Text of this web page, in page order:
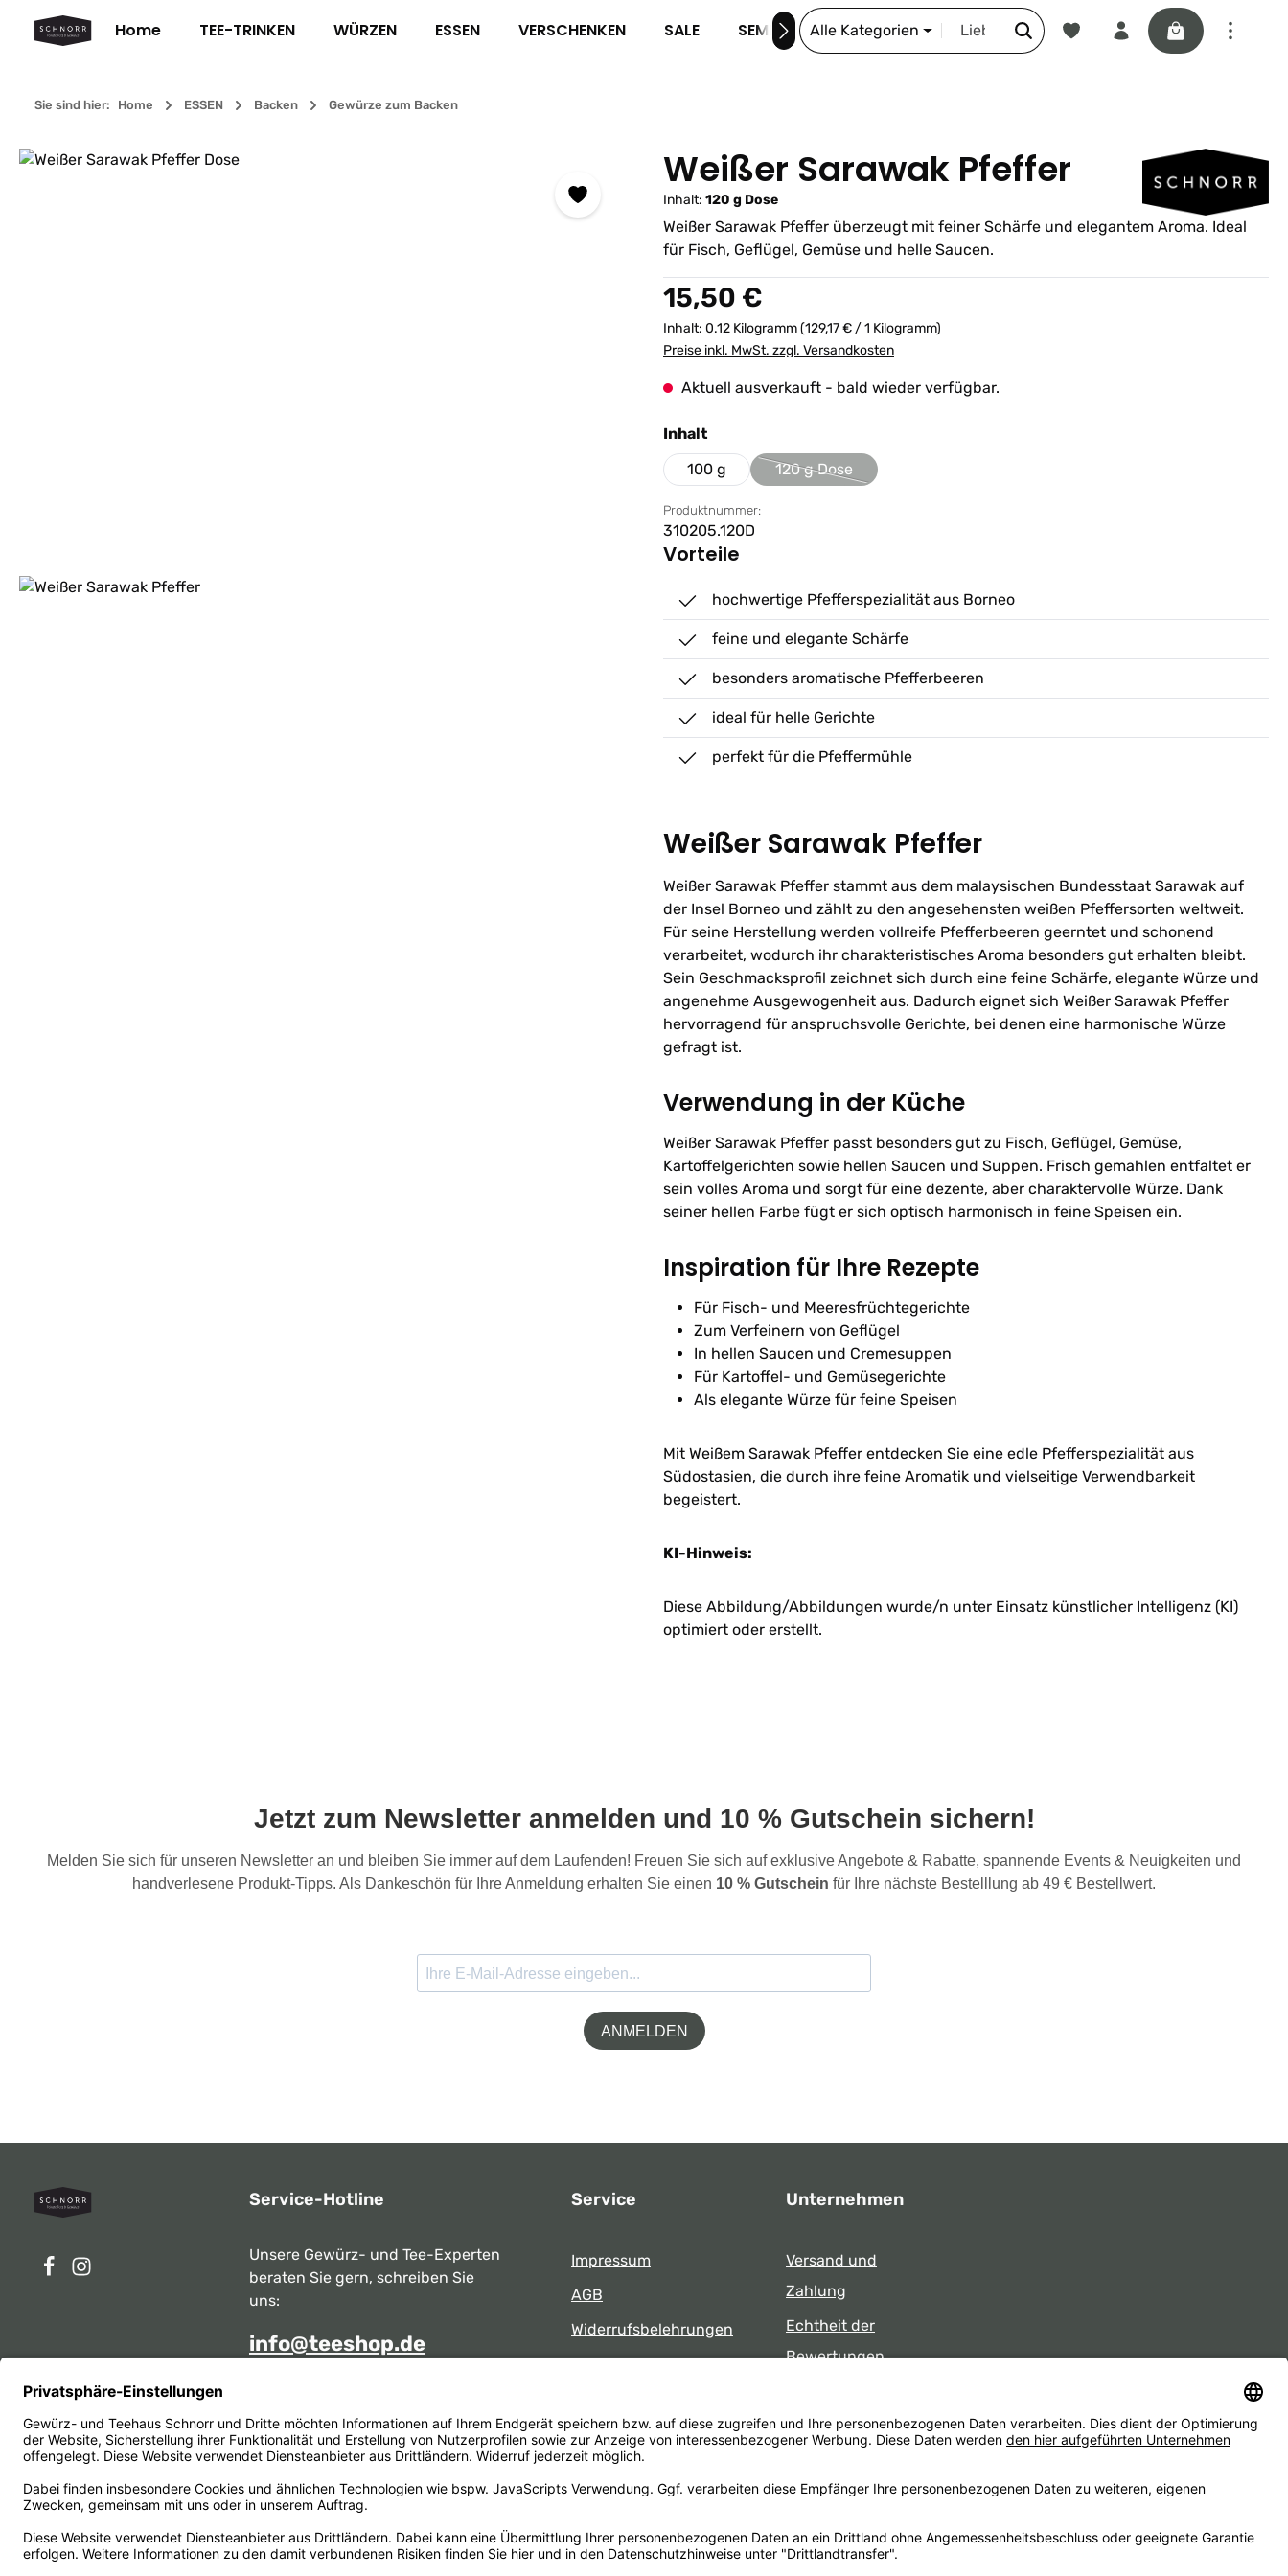
Hauptinhalt springen
Zur Suche springen
Zur Hauptnavigation springen
Home TEE-TRINKEN WÜRZEN ESSEN VERSCHENKEN SALE SEMINARE DIE SCHNORR-STORY
Alle Kategorien
Du hast 0 Produkte auf dem
Warenkorb
Sie sind hier: Home ESSEN Backen Gewürze zum Backen
Bildergalerie überspringen Weißer Sarawak Pfeffer
Inhalt: 120 g Dose
Weißer Sarawak Pfeffer überzeugt mit feiner Schärfe und elegantem Aroma. Ideal
für Fisch, Geflügel, Gemüse und helle Saucen.
Regulärer Preis:
15,50 €
Inhalt: 0.12 Kilogramm(129,17 € / 1 Kilogramm)
Preise inkl. MwSt. zzgl. Versandkosten
Aktuell ausverkauft - bald wieder verfügbar.
Inhaltauswählen
100 g
120 g Dose
(Diese Option ist zurzeit nicht verfügbar.)
Produktnummer:
310205.120D
Vorteile
hochwertige Pfefferspezialität aus Borneo
feine und elegante Schärfe
besonders aromatische Pfefferbeeren
ideal für helle Gerichte
perfekt für die Pfeffermühle
Weißer Sarawak Pfeffer
Weißer Sarawak Pfeffer stammt aus dem malaysischen Bundesstaat Sarawak auf
der Insel Borneo und zählt zu den angesehensten weißen Pfeffersorten weltweit.
Für seine Herstellung werden vollreife Pfefferbeeren geerntet und schonend
verarbeitet, wodurch ihr charakteristisches Aroma besonders gut erhalten bleibt.
Sein Geschmacksprofil zeichnet sich durch eine feine Schärfe, elegante Würze und
angenehme Ausgewogenheit aus. Dadurch eignet sich Weißer Sarawak Pfeffer
hervorragend für anspruchsvolle Gerichte, bei denen eine harmonische Würze
gefragt ist.
Verwendung in der Küche
Weißer Sarawak Pfeffer passt besonders gut zu Fisch, Geflügel, Gemüse,
Kartoffelgerichten sowie hellen Saucen und Suppen. Frisch gemahlen entfaltet er
sein volles Aroma und sorgt für eine dezente, aber charaktervolle Würze. Dank
seiner hellen Farbe fügt er sich optisch harmonisch in feine Speisen ein.
Inspiration für Ihre Rezepte
Für Fisch- und Meeresfrüchtegerichte
Zum Verfeinern von Geflügel
In hellen Saucen und Cremesuppen
Für Kartoffel- und Gemüsegerichte
Als elegante Würze für feine Speisen
Mit Weißem Sarawak Pfeffer entdecken Sie eine edle Pfefferspezialität aus
Südostasien, die durch ihre feine Aromatik und vielseitige Verwendbarkeit
begeistert.
KI-Hinweis:
Diese Abbildung/Abbildungen wurde/n unter Einsatz künstlicher Intelligenz (KI)
optimiert oder erstellt.
Jetzt zum Newsletter anmelden und 10 % Gutschein sichern!
Melden Sie sich für unseren Newsletter an und bleiben Sie immer auf dem Laufenden! Freuen Sie sich auf exklusive Angebote & Rabatte, spannende Events & Neuigkeiten und
handverlesene Produkt-Tipps. Als Dankeschön für Ihre Anmeldung erhalten Sie einen 10 % Gutschein für Ihre nächste Bestelllung ab 49 € Bestellwert.
ANMELDEN
Service-Hotline
Unsere Gewürz- und Tee-Experten
beraten Sie gern, schreiben Sie
uns:
info@teeshop.de
Mo - Sa zwischen 10:00 - 17:00 Uhr
unter:
Service
Impressum
AGB
Widerrufsbelehrungen
Datenschutz
Unternehmen
Versand und
Zahlung
Echtheit der
Bewertungen
Laden